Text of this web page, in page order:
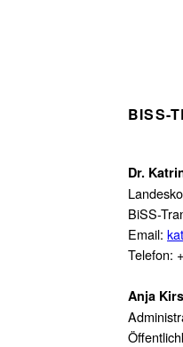
BISS-
Dr.
BiSS-
Email:
Telefon:
Anja